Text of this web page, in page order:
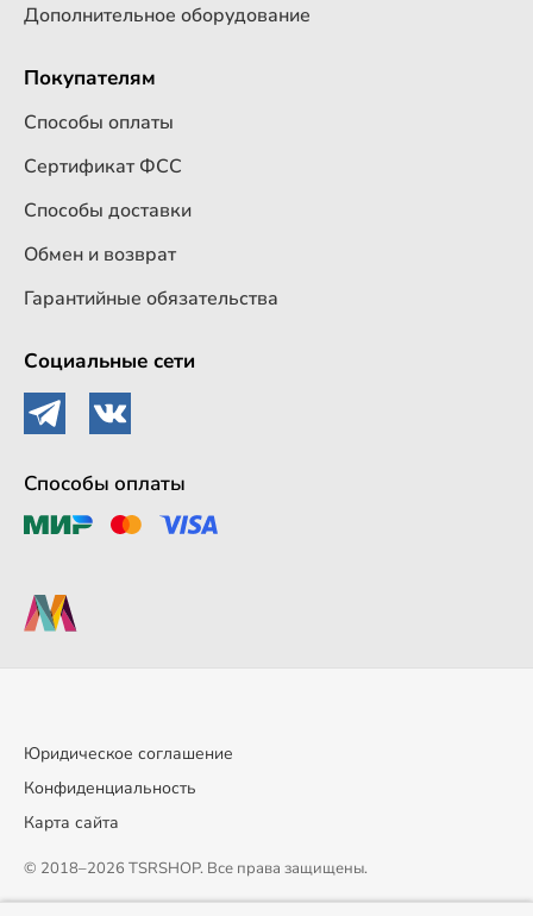
Дополнительное оборудование
Покупателям
Способы оплаты
Сертификат ФСС
Способы доставки
Обмен и возврат
Гарантийные обязательства
Социальные сети
Способы оплаты
Юридическое соглашение
Конфиденциальность
Карта сайта
© 2018–2026 TSRSHOP. Все права защищены.